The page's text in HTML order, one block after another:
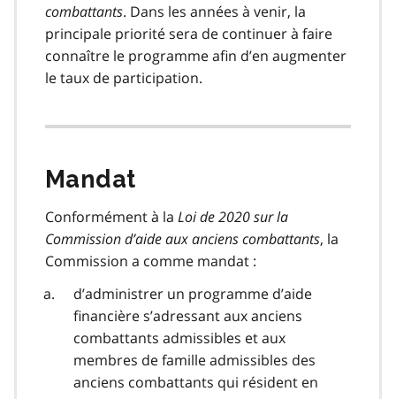
combattants. Dans les années à venir, la
principale priorité sera de continuer à faire
connaître le programme afin d’en augmenter
le taux de participation.
Mandat
Conformément à la Loi de 2020 sur la
Commission d’aide aux anciens combattants, la
Commission a comme mandat :
d’administrer un programme d’aide
financière s’adressant aux anciens
combattants admissibles et aux
membres de famille admissibles des
anciens combattants qui résident en